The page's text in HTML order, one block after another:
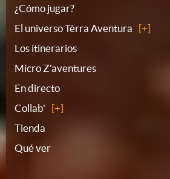
Plano
del
sitio
¿Cómo jugar?
El universo Tèrra Aventura
Los itinerarios
Micro Z'aventures
En directo
Collab'
Tienda
Qué ver